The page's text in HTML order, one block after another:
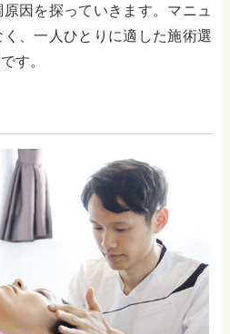
因を探っていきます。マニュ
、一人ひとりに適した施術選
す。